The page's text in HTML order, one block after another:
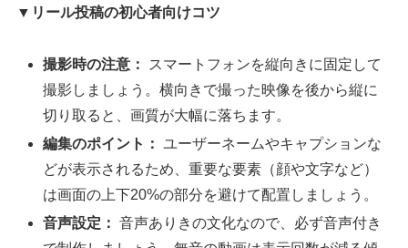
▼リール投稿の初心者向けコツ
撮影時の注意：
スマートフォンを縦向きに固定して
撮影しましょう。横向きで撮った映像を後から縦に
切り取ると、画質が大幅に落ちます。
編集のポイント： ユーザーネームやキャプションな
どが表示されるため、重要な要素（顔や文字など）
は画面の上下20%の部分を避けて配置しましょう。
音声設定： 音声ありきの文化なので、必ず音声付き